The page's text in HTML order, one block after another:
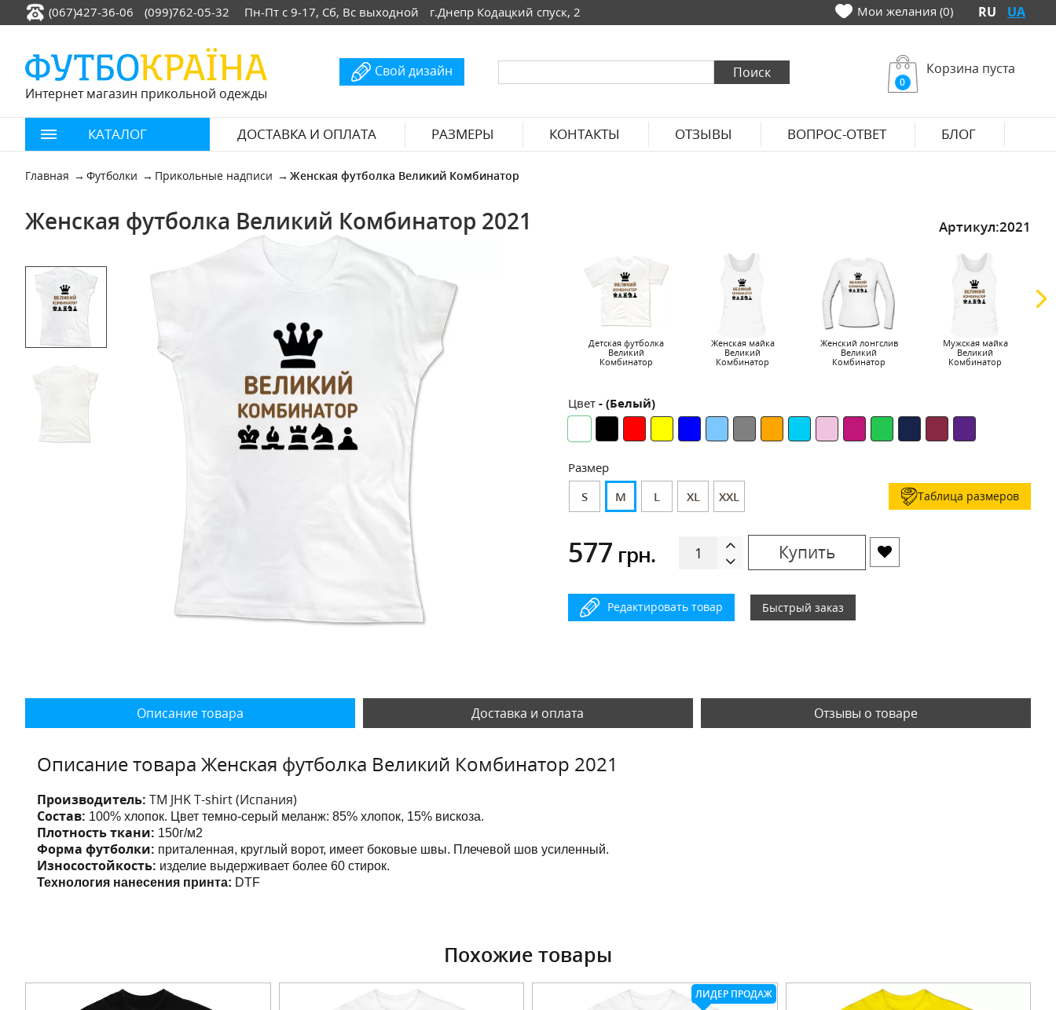
(067)427-36-06 (099)762-05-32 Пн-Пт с 9-17, Сб, Вс выходной г.Днепр Кодацкий спуск, 2 Мои желания (0) RU UA
Интернет магазин прикольной одежды
Свой дизайн
0
Корзина пуста
КАТАЛОГ ДОСТАВКА И ОПЛАТА РАЗМЕРЫ КОНТАКТЫ ОТЗЫВЫ ВОПРОС-ОТВЕТ БЛОГ
Главная Футболки Прикольные надписи Женская футболка Великий Комбинатор
Женская футболка Великий Комбинатор 2021 Артикул:2021
Детская футболка
Великий
Комбинатор
Женская майка
Великий
Комбинатор
Женский лонгслив
Великий
Комбинатор
Мужская майка
Великий
Комбинатор
Цвет - (Белый)
Размер
S
M L XL XXL Таблица размеров
577 грн. Купить
Редактировать товар Быстрый заказ
Описание товара Доставка и оплата Отзывы о товаре
Описание товара Женская футболка Великий Комбинатор 2021
Производитель: ТМ JHK T-shirt (Испания)
Состав: 100% хлопок. Цвет темно-серый меланж: 85% хлопок, 15% вискоза.
Плотность ткани: 150г/м2
Форма футболки: приталенная, круглый ворот, имеет боковые швы. Плечевой шов усиленный.
Износостойкость: изделие выдерживает более 60 стирок.
Технология нанесения принта: DTF
Похожие товары
ЛИДЕР ПРОДАЖ